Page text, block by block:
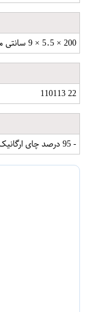
200 × 5.5 × 9 سانتی متر
22 110113
- 95 درصد چای ارگانیک و 5 درصد گیاهان طبیعی